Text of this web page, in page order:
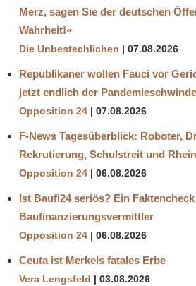
Merz, sagen Sie der deutschen
Wahrheit!«
Die Unbestechlichen 07.08.2026
Republikaner wollen Fauci vor
jetzt endlich der
Opposition 24 07.08.2026
F-News Tagesüberblick: Roboter,
Rekrutierung, Schulstreit und
Opposition 24 06.08.2026
Ist Baufi24 seriös? Ein
Baufinanzierungsvermittler
Opposition 24 06.08.2026
Ceuta ist Merkels fatales Erbe
Vera Lengsfeld 03.08.2026